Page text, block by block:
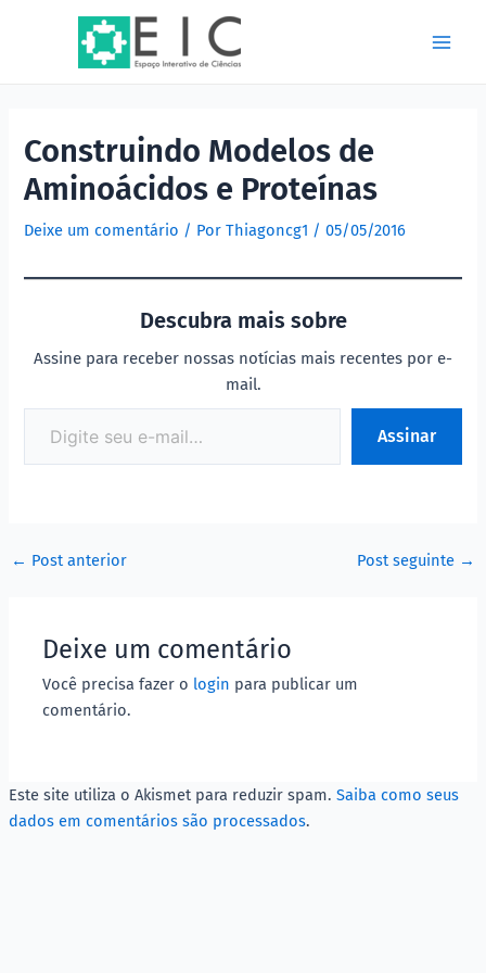
Construindo Modelos de
Aminoácidos e Proteínas
Deixe um comentário / PorThiagoncg1 /05/05/2016
Descubra mais sobre
Assine para receber nossas notícias mais recentes por e-
mail.
Assinar
navigation
← Post anterior Post seguinte →
Deixe um comentário
Você precisa fazer o login para publicar um
comentário.
Este site utiliza o Akismet para reduzir spam. Saiba como seus
dados em comentários são processados.